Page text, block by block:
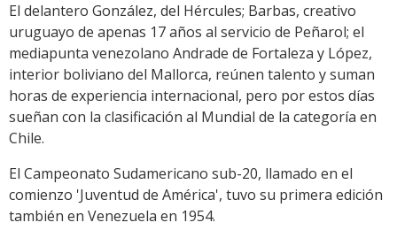
El delantero González, del Hércules; Barbas, creativo
uruguayo de apenas 17 años al servicio de Peñarol; el
mediapunta venezolano Andrade de Fortaleza y López,
interior boliviano del Mallorca, reúnen talento y suman
horas de experiencia internacional, pero por estos días
sueñan con la clasificación al Mundial de la categoría en
Chile.
El Campeonato Sudamericano sub-20, llamado en el
comienzo 'Juventud de América', tuvo su primera edición
también en Venezuela en 1954.